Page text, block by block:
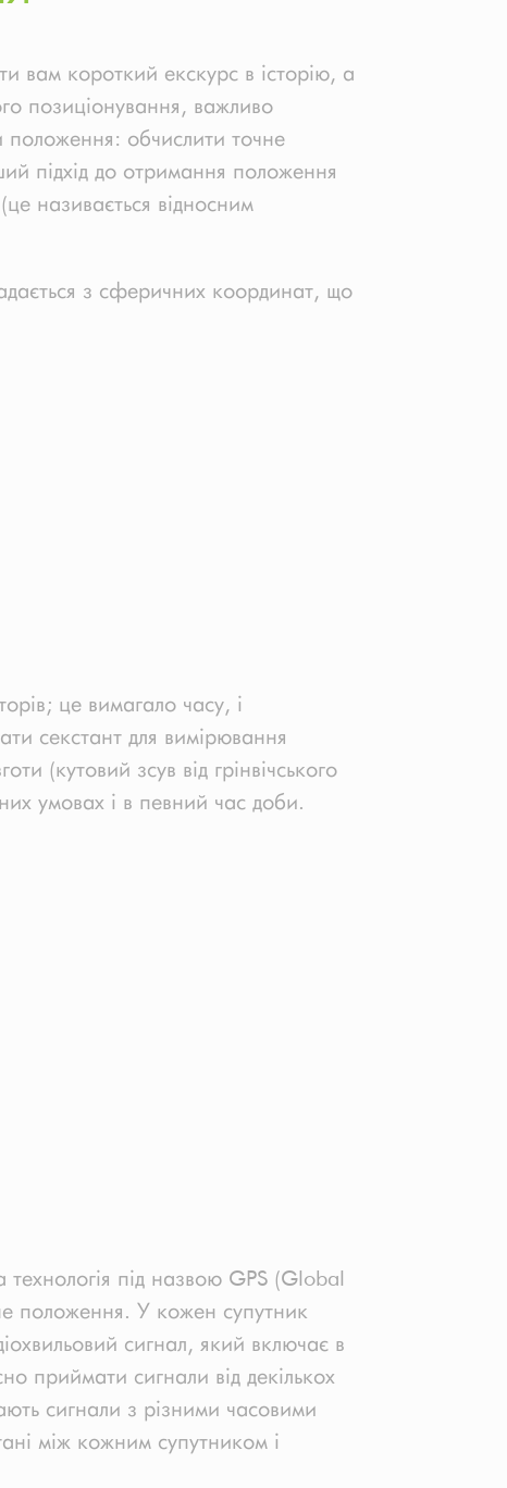
вам короткий екскурс в історію, а
позиціонування, важливо
положення: обчислити точне
підхід до отримання положення
називається відносним
з сферичних координат, що
це вимагало часу, і
секстант для вимірювання
(кутовий зсув від грінвічського
умовах і в певний час доби.
технологія під назвою GPS (Global
положення. У кожен супутник
сигнал, який включає в
приймати сигнали від декількох
сигнали з різними часовими
між кожним супутником і